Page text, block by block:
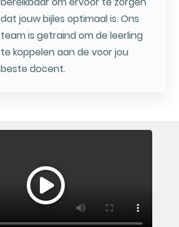
dat jouw bijles optimaal is. Ons
team is getraind om de leerling
te koppelen aan de voor jou
beste docent.